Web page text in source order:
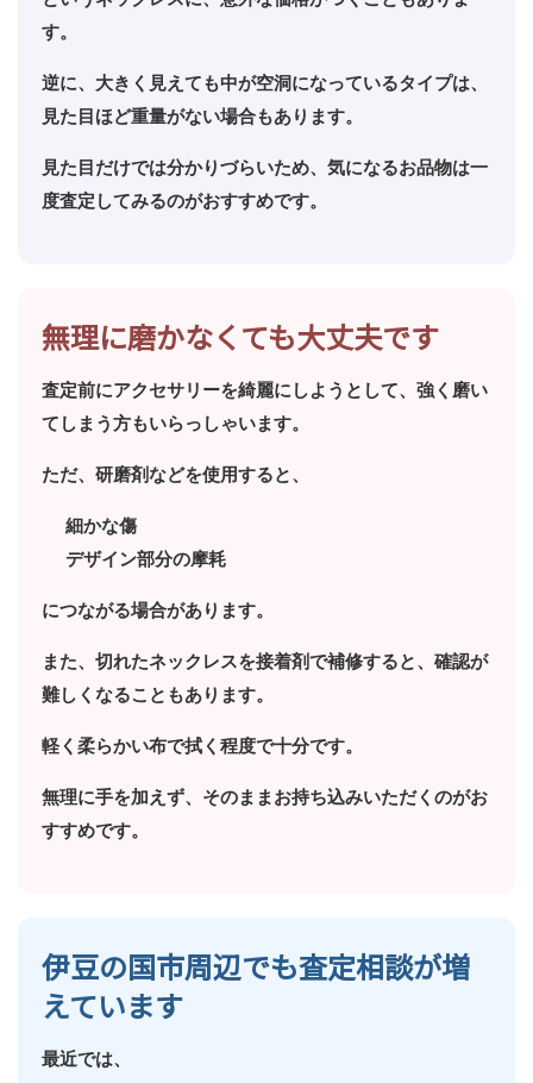
す。
逆に、大きく見えても中が空洞になっているタイプは、
見た目ほど重量がない場合もあります。
見た目だけでは分かりづらいため、気になるお品物は一
度査定してみるのがおすすめです。
無理に磨かなくても大丈夫です
査定前にアクセサリーを綺麗にしようとして、強く磨い
てしまう方もいらっしゃいます。
ただ、研磨剤などを使用すると、
細かな傷
デザイン部分の摩耗
につながる場合があります。
また、切れたネックレスを接着剤で補修すると、確認が
難しくなることもあります。
軽く柔らかい布で拭く程度で十分です。
無理に手を加えず、そのままお持ち込みいただくのがお
すすめです。
伊豆の国市周辺でも査定相談が増
えています
最近では、